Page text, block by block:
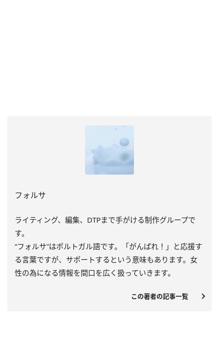
フォルサ
ライティング、編集、DTPまで手がける制作グループで
す。
“フォルサ”はポルトガル語です。「がんばれ！」と応援す
る言葉ですが、サポートするという意味もあります。女
性の為になる情報を間口を広く扱っていきます。
この著者の記事一覧